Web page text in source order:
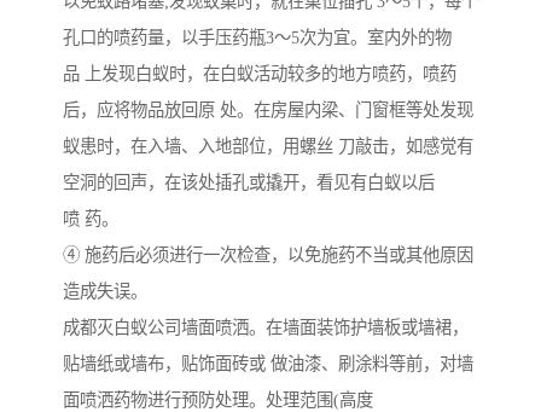
孔口的喷药量，以手压药瓶3～5次为宜。室内外的物
品 上发现白蚁时，在白蚁活动较多的地方喷药，喷药
后，应将物品放回原 处。在房屋内梁、门窗框等处发现
蚁患时，在入墙、入地部位，用螺丝 刀敲击，如感觉有
空洞的回声，在该处插孔或撬开，看见有白蚁以后
喷 药。
④ 施药后必须进行一次检查，以免施药不当或其他原因
造成失误。
成都灭白蚁公司墙面喷洒。在墙面装饰护墙板或墙裙，
贴墙纸或墙布，贴饰面砖或 做油漆、刷涂料等前，对墙
面喷洒药物进行预防处理。处理范围(高度